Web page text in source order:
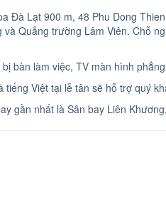
Đà Lạt 900 m, 48 Phu Dong
Quảng trường Lâm Viên. Chỗ
bàn làm việc, TV màn hình
Việt tại lễ tân sẽ hỗ trợ quý
gần nhất là Sân bay Liên